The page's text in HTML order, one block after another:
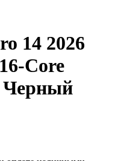
14 2026
Core
Черный